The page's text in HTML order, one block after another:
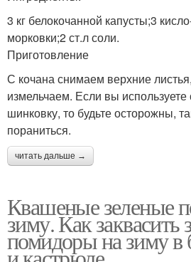
3 кг белокочанной капусты;3
морковки;2 ст.л соли.
Приготовление
С кочана снимаем верхние
измельчаем. Если вы
шинковку, то будьте осторожны,
пораниться.
читать дальше →
Квашеные зеленые
зиму. Как заквасить
помидоры на зиму в